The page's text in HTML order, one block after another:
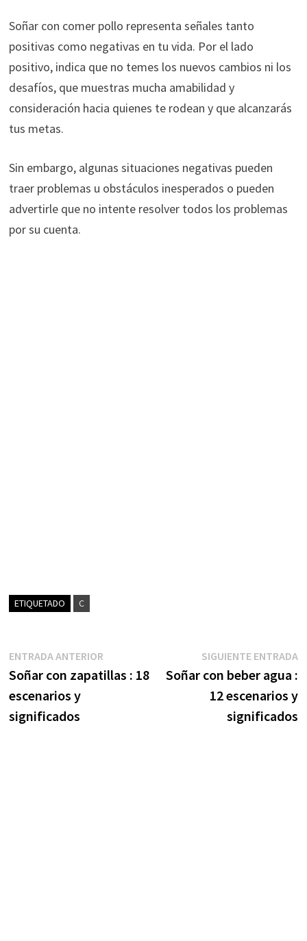
Soñar con comer pollo representa señales tanto
positivas como negativas en tu vida. Por el lado
positivo, indica que no temes los nuevos cambios ni los
desafíos, que muestras mucha amabilidad y
consideración hacia quienes te rodean y que alcanzarás
tus metas.
Sin embargo, algunas situaciones negativas pueden
traer problemas u obstáculos inesperados o pueden
advertirle que no intente resolver todos los problemas
por su cuenta.
ETIQUETADO C
Navegación
de
entradas
ENTRADA ANTERIOREntrada
anterior:
Soñar con zapatillas : 18
escenarios y
significados
SIGUIENTE ENTRADA
Soñar con beber agua :
12 escenarios y
significados